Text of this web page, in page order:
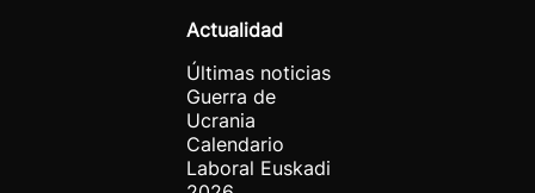
Actualidad
Últimas noticias
Guerra de
Ucrania
Calendario
Laboral Euskadi